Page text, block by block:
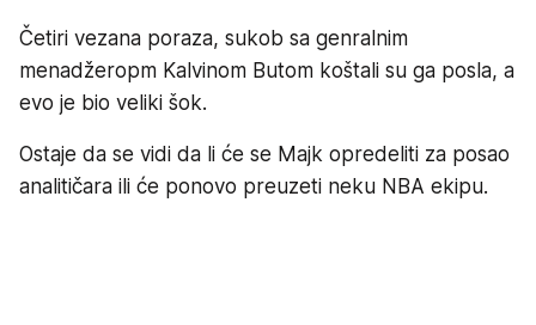
Četiri vezana poraza, sukob sa genralnim
menadžeropm Kalvinom Butom koštali su ga posla, a
evo je bio veliki šok.
Ostaje da se vidi da li će se Majk opredeliti za posao
analitičara ili će ponovo preuzeti neku NBA ekipu.